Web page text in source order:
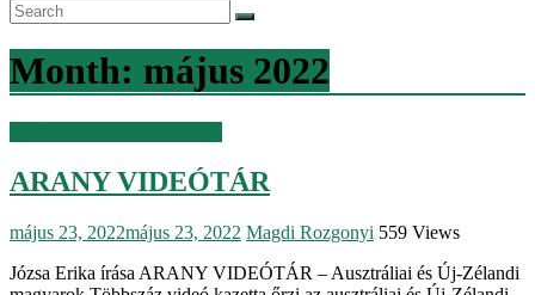
Month: május 2022
ARANY VIDEÓTÁR
május 23, 2022május 23, 2022 Magdi Rozgonyi 559 Views
Józsa Erika írása ARANY VIDEÓTÁR – Ausztráliai és Új-Zélandi